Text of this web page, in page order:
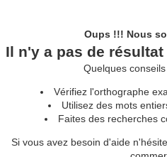
Oups !!! Nous
Il n'y a pas de résultat
Quelques
Vérifiez l'orthographe
Utilisez des mots
Faites des recherches
Si vous avez besoin d'aide